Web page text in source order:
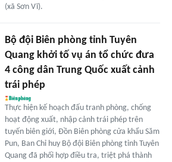
(xã Sơn Vĩ).
Bộ đội Biên phòng tỉnh Tuyên
Quang khởi tố vụ án tổ chức đưa
4 công dân Trung Quốc xuất cảnh
trái phép
Thực hiện kế hoạch đấu tranh phòng, chống
hoạt động xuất, nhập cảnh trái phép trên
tuyến biên giới, Đồn Biên phòng cửa khẩu Săm
Pun, Ban Chỉ huy Bộ đội Biên phòng tỉnh Tuyên
Quang đã phối hợp điều tra, triệt phá thành